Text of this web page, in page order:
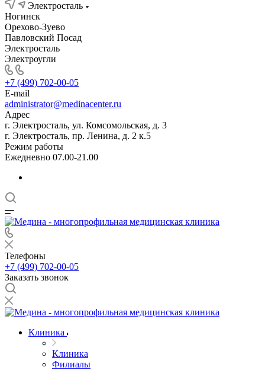
Электросталь
Ногинск
Орехово-Зуево
Павловский Посад
Электросталь
Электроугли
+7 (499) 702-00-05
E-mail
administrator@medinacenter.ru
Адрес
г. Электросталь, ул. Комсомольская, д. 3
г. Электросталь, пр. Ленина, д. 2 к.5
Режим работы
Ежедневно 07.00-21.00
Телефоны
+7 (499) 702-00-05
Заказать звонок
Клиника
Клиника
Филиалы